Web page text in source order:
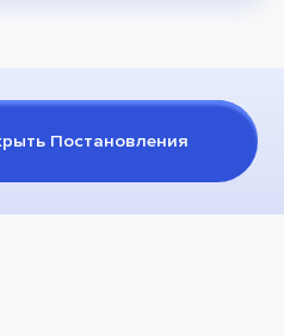
Постановления